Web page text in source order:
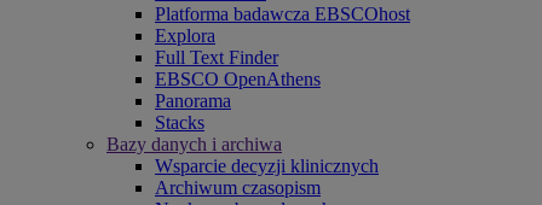
Platforma badawcza EBSCOhost
Explora
Full Text Finder
EBSCO OpenAthens
Panorama
Stacks
Bazy danych i archiwa
Wsparcie decyzji klinicznych
Archiwum czasopism